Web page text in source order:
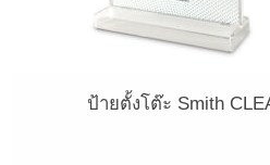
ป้ายตั้งโต๊ะ Smith